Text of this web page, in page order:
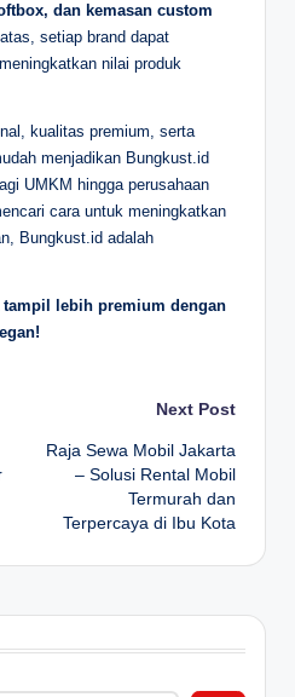
dan kemasan custom
setiap brand dapat
nilai produk
kualitas premium, serta
menjadikan Bungkust.id
UMKM hingga perusahaan
cara untuk meningkatkan
Bungkust.id adalah
tampil lebih premium dengan
Next Post
Raja Sewa Mobil Jakarta
– Solusi Rental Mobil
Termurah dan
Terpercaya di Ibu Kota